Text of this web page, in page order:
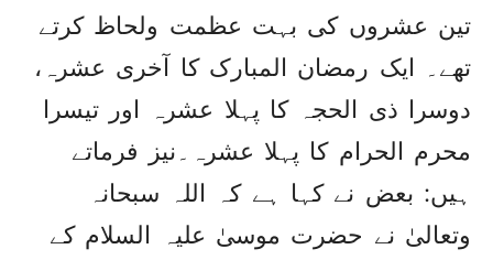
تین عشروں کی بہت عظمت ولحاظ کرتے
تھے۔ ایک رمضان المبارک کا آخری عشرہ،
دوسرا ذی الحجہ کا پہلا عشرہ اور تیسرا
محرم الحرام کا پہلا عشرہ۔نیز فرماتے
ہیں: بعض نے کہا ہے کہ اللہ سبحانہ
وتعالیٰ نے حضرت موسیٰ علیہ السلام کے